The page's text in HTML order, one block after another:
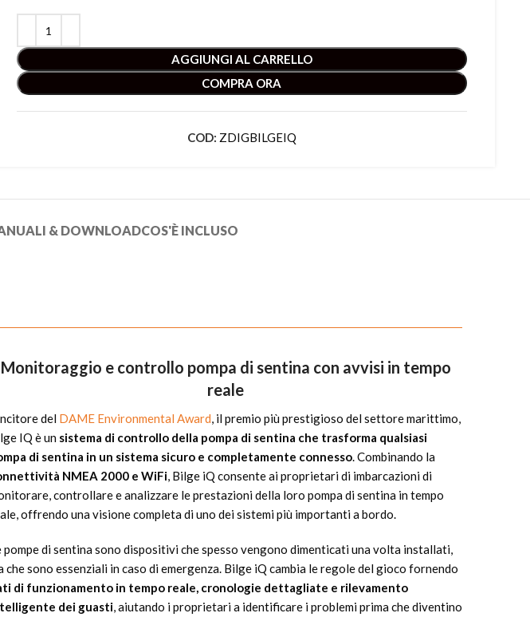
AGGIUNGI AL CARRELLO
COMPRA ORA
COD: ZDIGBILGEIQ
& DOWNLOADCOS'È INCLUSO
Monitoraggio e controllo pompa di sentina con avvisi in tempo
reale
del DAME Environmental Award , il premio più prestigioso del settore marittimo,
IQ è un sistema di controllo della pompa di sentina che trasforma qualsiasi
di sentina in un sistema sicuro e completamente connesso . Combinando la
NMEA 2000 e WiFi , Bilge iQ consente ai proprietari di imbarcazioni di
controllare e analizzare le prestazioni della loro pompa di sentina in tempo
offrendo una visione completa di uno dei sistemi più importanti a bordo.
pompe di sentina sono dispositivi che spesso vengono dimenticati una volta installati,
che sono essenziali in caso di emergenza. Bilge iQ cambia le regole del gioco fornendo
di funzionamento in tempo reale, cronologie dettagliate e rilevamento
dei guasti , aiutando i proprietari a identificare i problemi prima che diventino